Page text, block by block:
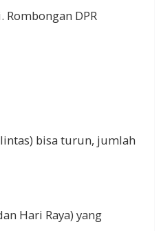
DPR
bisa turun, jumlah
Hari Raya) yang